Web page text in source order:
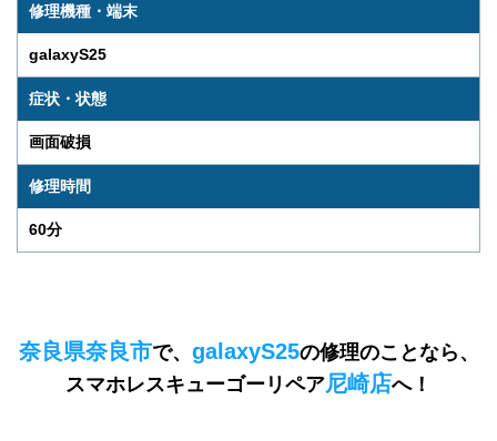
修理機種・端末
galaxyS25
症状・状態
画面破損
修理時間
60分
奈良県奈良市で、 galaxyS25の修理のことなら、
スマホレスキューゴーリペア尼崎店へ！